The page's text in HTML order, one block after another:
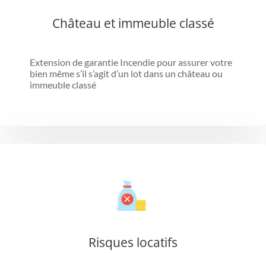
Château et immeuble classé
Extension de garantie Incendie pour assurer votre
bien même s’il s’agit d’un lot dans un château ou
immeuble classé
Risques locatifs